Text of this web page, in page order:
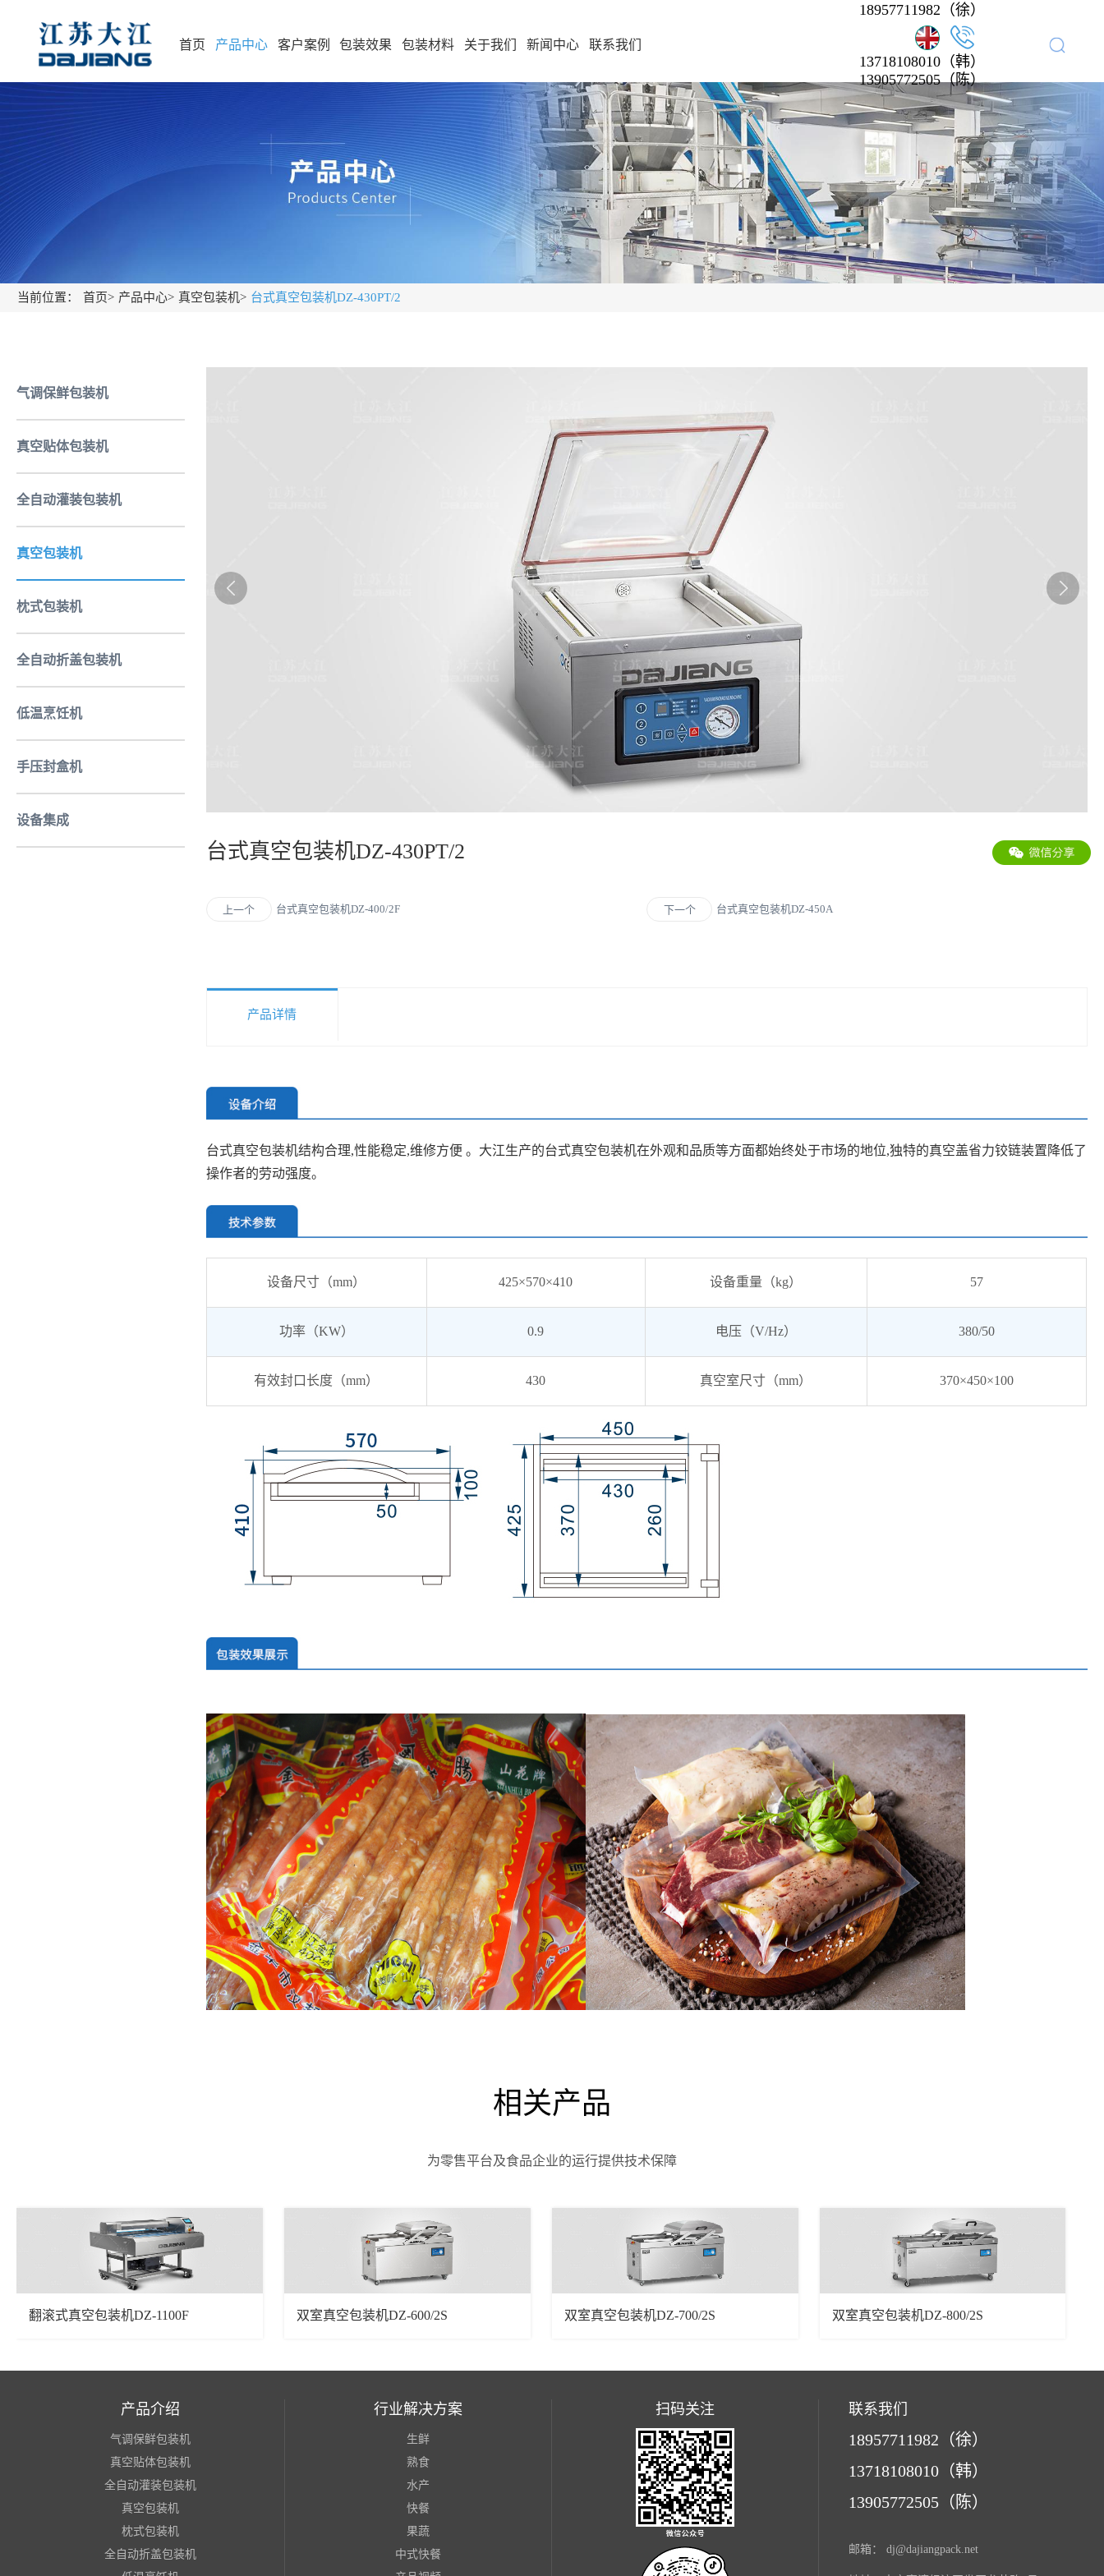
首页 产品中心 客户案例 包装效果 包装材料 关于我们 新闻中心 联系我们
18957711982（徐）
13718108010（韩）
13905772505（陈）
当前位置： 首页> 产品中心> 真空包装机> 台式真空包装机DZ-430PT/2
气调保鲜包装机
真空贴体包装机
全自动灌装包装机
真空包装机
枕式包装机
全自动折盖包装机
低温烹饪机
手压封盒机
设备集成
台式真空包装机DZ-430PT/2
上一个 台式真空包装机DZ-400/2F 下一个 台式真空包装机DZ-450A
产品详情
台式真空包装机结构合理,性能稳定,维修方便 。大江生产的台式真空包装机在外观和品质等方面都始终处于市场的地位,独特的真空盖省力铰链装置降低了
操作者的劳动强度。
设备尺寸（mm） 425×570×410 设备重量（kg） 57
功率（KW） 0.9 电压（V/Hz） 380/50
有效封口长度（mm） 430 真空室尺寸（mm） 370×450×100
相关产品
为零售平台及食品企业的运行提供技术保障
翻滚式真空包装机DZ-1100F 双室真空包装机DZ-600/2S 双室真空包装机DZ-700/2S 双室真空包装机DZ-800/2S
产品介绍
气调保鲜包装机
真空贴体包装机
全自动灌装包装机
真空包装机
枕式包装机
全自动折盖包装机
行业解决方案
生鲜
熟食
水产
快餐
果蔬
中式快餐
扫码关注 联系我们
18957711982（徐）
13718108010（韩）
13905772505（陈）
邮箱： dj@dajiangpack.net